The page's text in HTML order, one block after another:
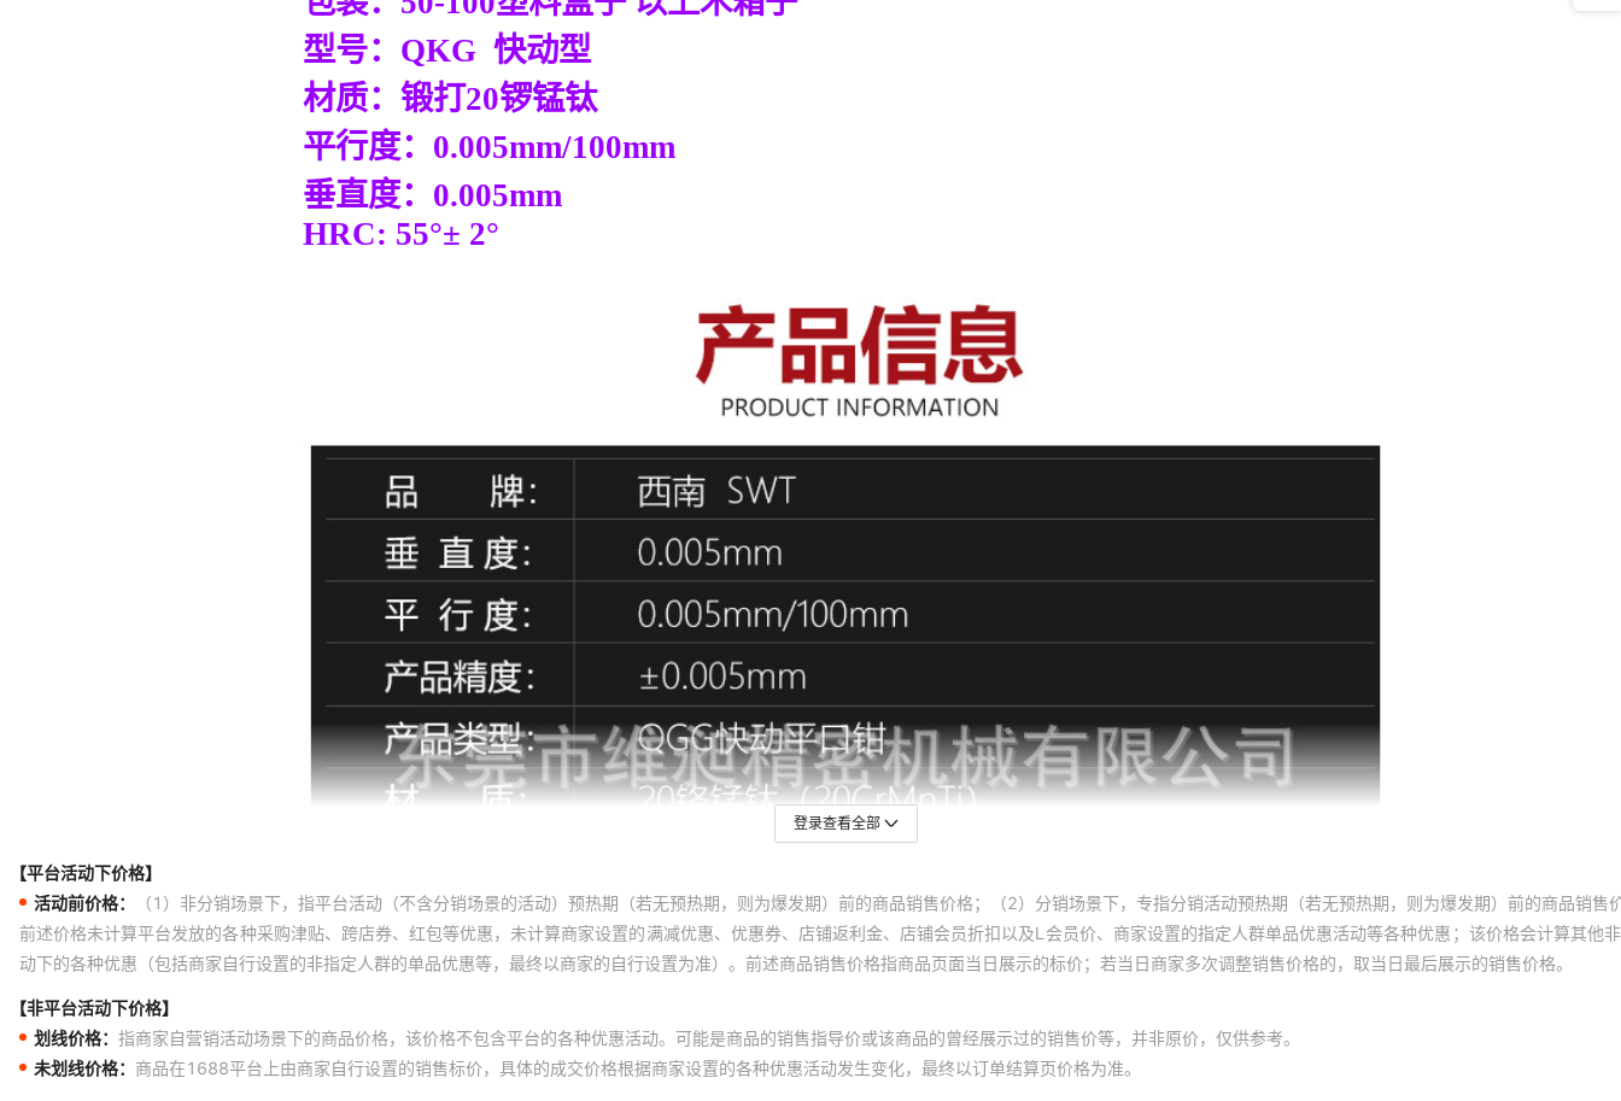
登录查看全部
【平台活动下价格】
活动前价格：
（1）非分销场景下，指平台活动（不含分销场景的活动）预热期（若无预热期，则为爆发期）前的商品销售价格；（2）分销场景下，专指分销活动预热期（若无预热期，则为爆发期）前的商品销售
前述价格未计算平台发放的各种采购津贴、跨店券、红包等优惠，未计算商家设置的满减优惠、优惠券、店铺返利金、店铺会员折扣以及L会员价、商家设置的指定人群单品优惠活动等各种优惠；该价格会计算其他
动下的各种优惠（包括商家自行设置的非指定人群的单品优惠等，最终以商家的自行设置为准）。前述商品销售价格指商品页面当日展示的标价；若当日商家多次调整销售价格的，取当日最后展示的销售价格。
【非平台活动下价格】
划线价格： 指商家自营销活动场景下的商品价格，该价格不包含平台的各种优惠活动。可能是商品的销售指导价或该商品的曾经展示过的销售价等，并非原价，仅供参考。
未划线价格： 商品在1688平台上由商家自行设置的销售标价，具体的成交价格根据商家设置的各种优惠活动发生变化，最终以订单结算页价格为准。